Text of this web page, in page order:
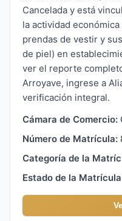
Cancelada y está
la actividad
prendas de vestir y
de piel) en
ver el reporte
Arroyave, ingrese a
verificación integral.
Cámara de Comercio:
Número de Matrícula:
Categoría de la
Estado de la